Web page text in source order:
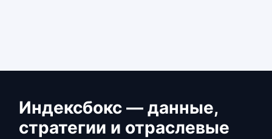
Индексбокс — данные,
стратегии и отраслевые